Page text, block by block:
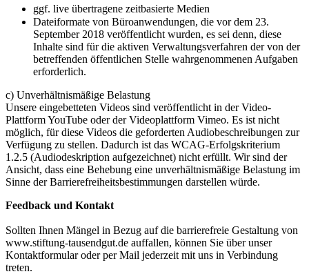
ggf. live übertragene zeitbasierte Medien
Dateiformate von Büroanwendungen, die vor dem 23.
September 2018 veröffentlicht wurden, es sei denn, diese
Inhalte sind für die aktiven Verwaltungsverfahren der von der
betreffenden öffentlichen Stelle wahrgenommenen Aufgaben
erforderlich.
c) Unverhältnismäßige Belastung
Unsere eingebetteten Videos sind veröffentlicht in der Video-
Plattform YouTube oder der Videoplattform Vimeo. Es ist nicht
möglich, für diese Videos die geforderten Audiobeschreibungen zur
Verfügung zu stellen. Dadurch ist das WCAG-Erfolgskriterium
1.2.5 (Audiodeskription aufgezeichnet) nicht erfüllt. Wir sind der
Ansicht, dass eine Behebung eine unverhältnismäßige Belastung im
Sinne der Barrierefreiheitsbestimmungen darstellen würde.
Feedback und Kontakt
Sollten Ihnen Mängel in Bezug auf die barrierefreie Gestaltung von
www.stiftung-tausendgut.de auffallen, können Sie über unser
Kontaktformular oder per Mail jederzeit mit uns in Verbindung
treten.